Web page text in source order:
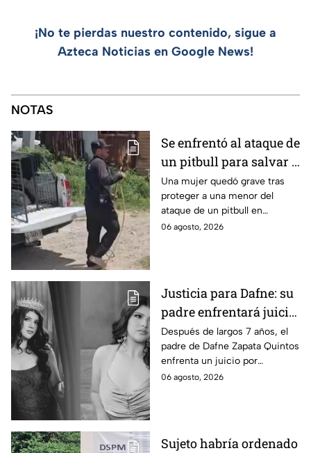
¡No te pierdas nuestro contenido, sigue a
Azteca Noticias en Google News!
NOTAS
Se enfrentó al ataque de
un pitbull para salvar a
una menor; hoy lucha
por su vida en Zapopan
Una mujer quedó grave tras
proteger a una menor del
ataque de un pitbull en
Zapopan; la víctima sufrió
06 agosto, 2026
Justicia para Dafne: su
padre enfrentará juicio
por presunto abuso
cometido en 2019 en
Tamaulipas
Después de largos 7 años, el
padre de Dafne Zapata Quintos
enfrenta un juicio por
presuntamente abusar de la
06 agosto, 2026
Sujeto habría ordenado